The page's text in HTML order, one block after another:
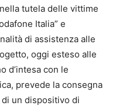
tutela delle vittime
Italia” e
di assistenza alle
oggi esteso alle
d’intesa con le
prevede la consegna
un dispositivo di